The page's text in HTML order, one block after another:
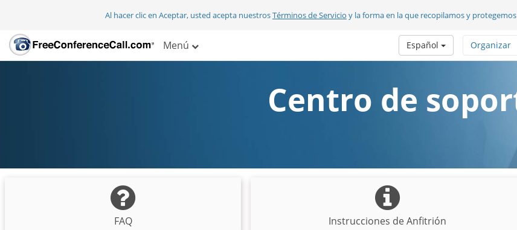
Al hacer clic en Aceptar, usted acepta nuestrosTérminos de Servicio y la forma en la que recopilamos y
Menú Organizar
Español
Centro de
FAQ Instrucciones de Anfitrión